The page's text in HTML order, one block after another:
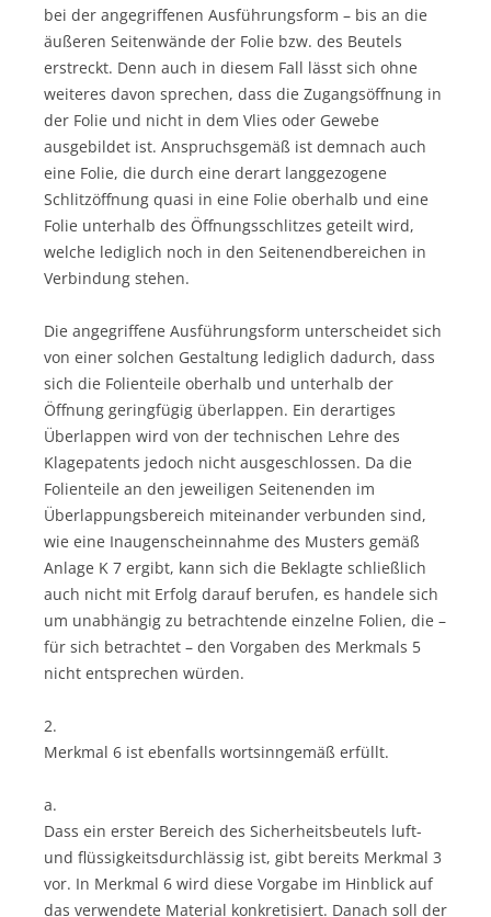
bei der angegriffenen Ausführungsform – bis an die
äußeren Seitenwände der Folie bzw. des Beutels
erstreckt. Denn auch in diesem Fall lässt sich ohne
weiteres davon sprechen, dass die Zugangsöffnung in
der Folie und nicht in dem Vlies oder Gewebe
ausgebildet ist. Anspruchsgemäß ist demnach auch
eine Folie, die durch eine derart langgezogene
Schlitzöffnung quasi in eine Folie oberhalb und eine
Folie unterhalb des Öffnungsschlitzes geteilt wird,
welche lediglich noch in den Seitenendbereichen in
Verbindung stehen.
Die angegriffene Ausführungsform unterscheidet sich
von einer solchen Gestaltung lediglich dadurch, dass
sich die Folienteile oberhalb und unterhalb der
Öffnung geringfügig überlappen. Ein derartiges
Überlappen wird von der technischen Lehre des
Klagepatents jedoch nicht ausgeschlossen. Da die
Folienteile an den jeweiligen Seitenenden im
Überlappungsbereich miteinander verbunden sind,
wie eine Inaugenscheinnahme des Musters gemäß
Anlage K 7 ergibt, kann sich die Beklagte schließlich
auch nicht mit Erfolg darauf berufen, es handele sich
um unabhängig zu betrachtende einzelne Folien, die –
für sich betrachtet – den Vorgaben des Merkmals 5
nicht entsprechen würden.
2.
Merkmal 6 ist ebenfalls wortsinngemäß erfüllt.
a.
Dass ein erster Bereich des Sicherheitsbeutels luft-
und flüssigkeitsdurchlässig ist, gibt bereits Merkmal 3
vor. In Merkmal 6 wird diese Vorgabe im Hinblick auf
das verwendete Material konkretisiert. Danach soll der